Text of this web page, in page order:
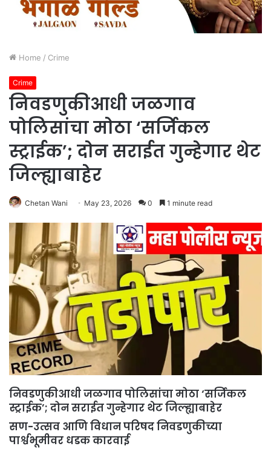
Home / Crime
Crime
निवडणुकीआधी जळगाव
पोलिसांचा मोठा ‘सर्जिकल
स्ट्राईक’; दोन सराईत गुन्हेगार थेट
जिल्ह्याबाहेर
Chetan Wani May 23, 2026 0 1 minute read
निवडणुकीआधी जळगाव पोलिसांचा मोठा ‘सर्जिकल
स्ट्राईक’; दोन सराईत गुन्हेगार थेट जिल्ह्याबाहेर
सण-उत्सव आणि विधान परिषद निवडणुकीच्या
पार्श्वभूमीवर धडक कारवाई